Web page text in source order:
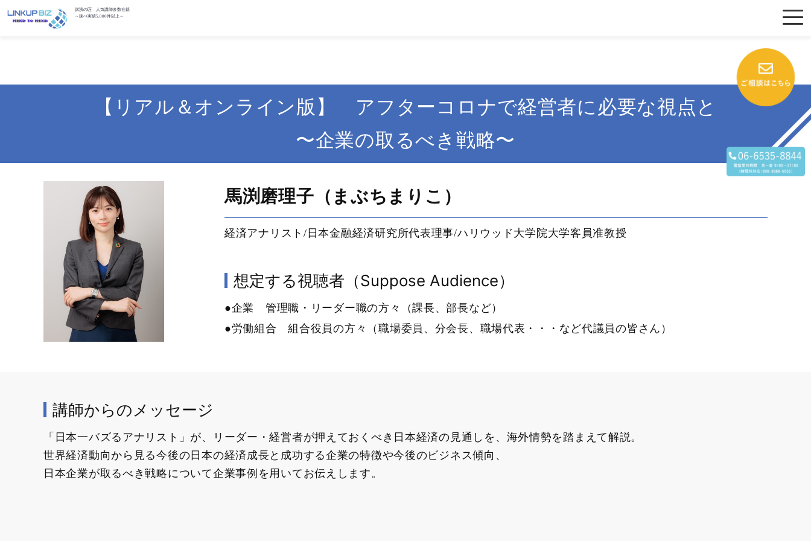
講演の匠 人気講師多数在籍
～延べ実績5,000件以上～
【リアル＆オンライン版】 アフターコロナで経営者に必要な視点と
〜企業の取るべき戦略〜
馬渕磨理子（まぶちまりこ）
経済アナリスト/日本金融経済研究所代表理事/ハリウッド大学院大学客員准教授
想定する視聴者（Suppose Audience）
●企業 管理職・リーダー職の方々（課長、部長など）
●労働組合 組合役員の方々（職場委員、分会長、職場代表・・・など代議員の皆さん）
講師からのメッセージ
「日本一バズるアナリスト」が、リーダー・経営者が押えておくべき日本経済の見通しを、海外情勢を踏まえて解説。
世界経済動向から見る今後の日本の経済成長と成功する企業の特徴や今後のビジネス傾向、
日本企業が取るべき戦略について企業事例を用いてお伝えします。